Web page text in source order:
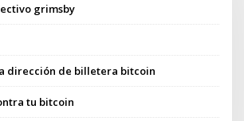
grimsby
dirección de billetera bitcoin
tu bitcoin